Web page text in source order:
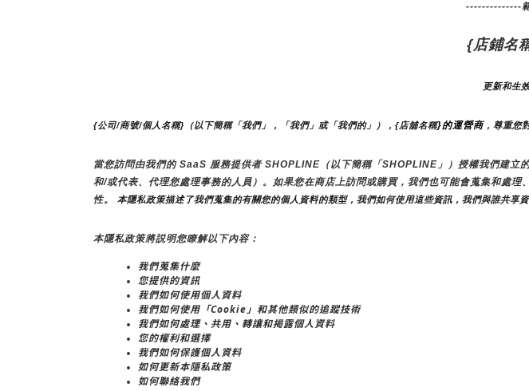
--------------
{店鋪名
更新和生
{公司/商號/個人名稱}（以下簡稱「我們」，「我們」或「我們的」），{店舖名稱}的運營商，尊重您
當您訪問由我們的 SaaS 服務提供者 SHOPLINE（以下簡稱「SHOPLINE」）授權我們建立
和/或代表、代理您處理事務的人員）。如果您在商店上訪問或購買，我們也可能會蒐集和處
性。
本隱私政策描述了我們蒐集的有關您的個人資料的類型，我們如何使用這些資訊，我們與誰共享
本隱私政策將説明您瞭解以下內容：
我們蒐集什麼
您提供的資訊
我們如何使用個人資料
我們如何使用「Cookie」和其他類似的追蹤技術
我們如何處理、共用、轉讓和揭露個人資料
您的權利和選擇
我們如何保護個人資料
如何更新本隱私政策
如何聯絡我們